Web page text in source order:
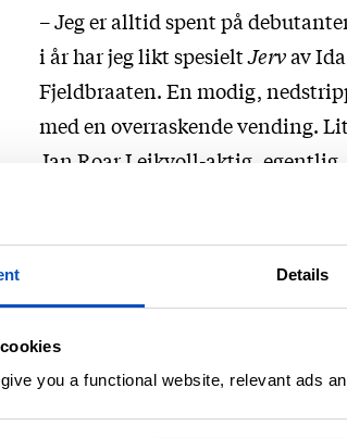
Details
you a functional website, relevant ads
– Jeg er alltid spent på
i år har jeg likt spesieltJervav Ida
Fjeldbraaten. En modig,
med en overraskende vending.
Jan Roar Leikvoll-aktig,
– Jeg har også fått øynene opp for
amerikanske labelet